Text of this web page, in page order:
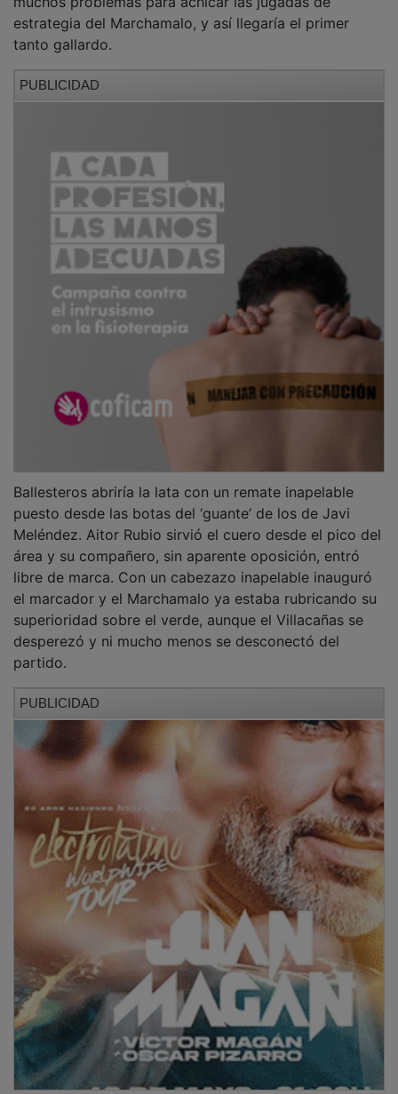
estrategia del Marchamalo, y así llegaría el primer
tanto gallardo.
puesto desde las botas del ‘guante’ de los de Javi
Meléndez. Aitor Rubio sirvió el cuero desde el pico del
área y su compañero, sin aparente oposición, entró
libre de marca. Con un cabezazo inapelable inauguró
el marcador y el Marchamalo ya estaba rubricando su
superioridad sobre el verde, aunque el Villacañas se
desperezó y ni mucho menos se desconectó del
partido.